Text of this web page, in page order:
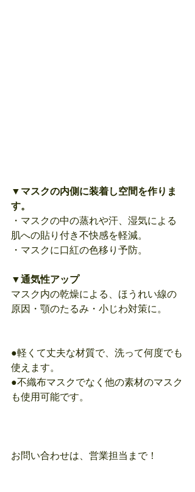
▼マスクの内側に装着し空間を作りま
す。
・マスクの中の蒸れや汗、湿気による
肌への貼り付き不快感を軽減。
・マスクに口紅の色移り予防。
▼通気性アップ
マスク内の乾燥による、ほうれい線の
原因・顎のたるみ・小じわ対策に。
●軽くて丈夫な材質で、洗って何度でも
使えます。
●不織布マスクでなく他の素材のマスク
も使用可能です。
お問い合わせは、営業担当まで！